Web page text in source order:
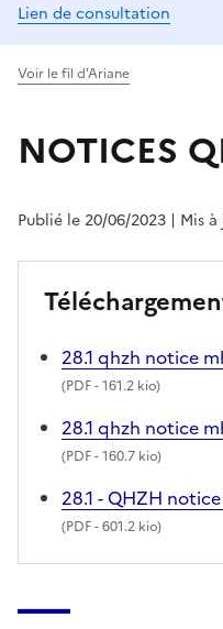
Lien de consultation
Voir le fil d'Ariane
NOTICES
Publié le 20/06/2023 | Mis
28.1 qhzh notice
(PDF- 161.2 kio)
28.1 qhzh notice
(PDF- 160.7 kio)
28.1 - QHZH
(PDF- 601.2 kio)